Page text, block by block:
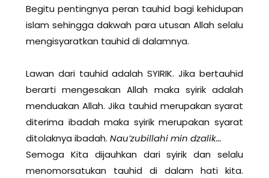
Begitu pentingnya peran tauhid bagi kehidupan
islam sehingga dakwah para utusan Allah selalu
mengisyaratkan tauhid di dalamnya.
Lawan dari tauhid adalah SYIRIK. Jika bertauhid
berarti mengesakan Allah maka syirik adalah
menduakan Allah. Jika tauhid merupakan syarat
diterima ibadah maka syirik merupakan syarat
ditolaknya ibadah. Nau’zubillahi min dzalik…
Semoga Kita dijauhkan dari syirik dan selalu
menomorsatukan tauhid di dalam hati kita.